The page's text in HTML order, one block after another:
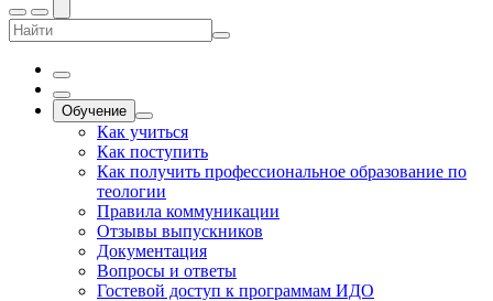
Обучение
Как учиться
Как поступить
Как получить профессиональное образование по
теологии
Правила коммуникации
Отзывы выпускников
Документация
Вопросы и ответы
Гостевой доступ к программам ИДО